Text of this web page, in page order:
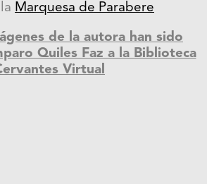
Marquesa de Parabere
de la autora han sido
Quiles Faz a la Biblioteca
Virtual